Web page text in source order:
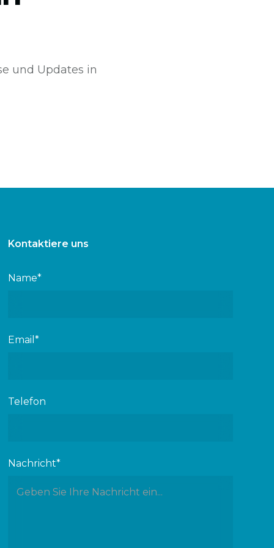
und Updates in
Kontaktiere uns
Name*
Email*
Telefon
Nachricht*